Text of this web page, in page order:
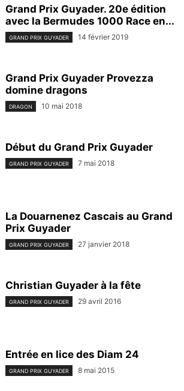
Grand Prix Guyader. 20e édition
avec la Bermudes 1000 Race en...
GRAND PRIX GUYADER 14 février 2019
Grand Prix Guyader Provezza
domine dragons
DRAGON 10 mai 2018
Début du Grand Prix Guyader
GRAND PRIX GUYADER 7 mai 2018
La Douarnenez Cascais au Grand
Prix Guyader
GRAND PRIX GUYADER 27 janvier 2018
Christian Guyader à la fête
GRAND PRIX GUYADER 29 avril 2016
Entrée en lice des Diam 24
GRAND PRIX GUYADER 8 mai 2015